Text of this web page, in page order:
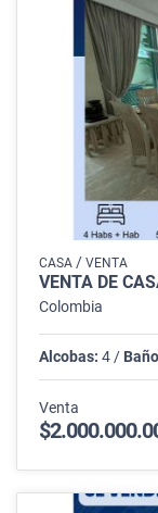
CASA / VENTA
Colombia
Alcobas: 4 /
Venta